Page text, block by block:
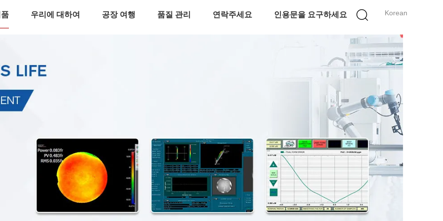
Korean
우리에 대하여 공장 여행 품질 관리 연락주세요 인용문을 요구하세요